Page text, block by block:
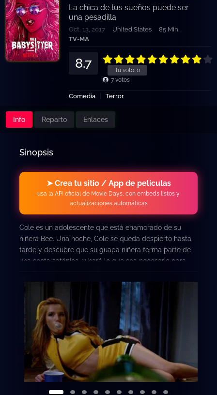
La chica de tus sueños puede ser
una pesadilla
Oct. 13, 2017 United States
85 Min.
TV-MA
Tu voto: 0
8.7
7 votos
Comedia Terror
Info Reparto Enlaces
Sinopsis
➤ Crea tu sitio / App de películas
usa la API oficial de Movie Days, con embeds listos y
actualizaciones automáticas
Cole es un adolescente que está enamorado de su
niñera Bee. Una noche, Cole se queda despierto hasta
tarde y descubre que su guapa niñera forma parte de
una secta satánica, y hará lo que sea necesario para